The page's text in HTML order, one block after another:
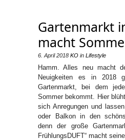
Gartenmarkt
macht
6. April 2018 KO in Lifestyle
Hamm. Alles neu macht
Neuigkeiten es in 2018
Gartenmarkt, bei dem
Sommer bekommt. Hier
sich Anregungen und
oder Balkon in den
denn der große
FrühlungsDUFT“ macht